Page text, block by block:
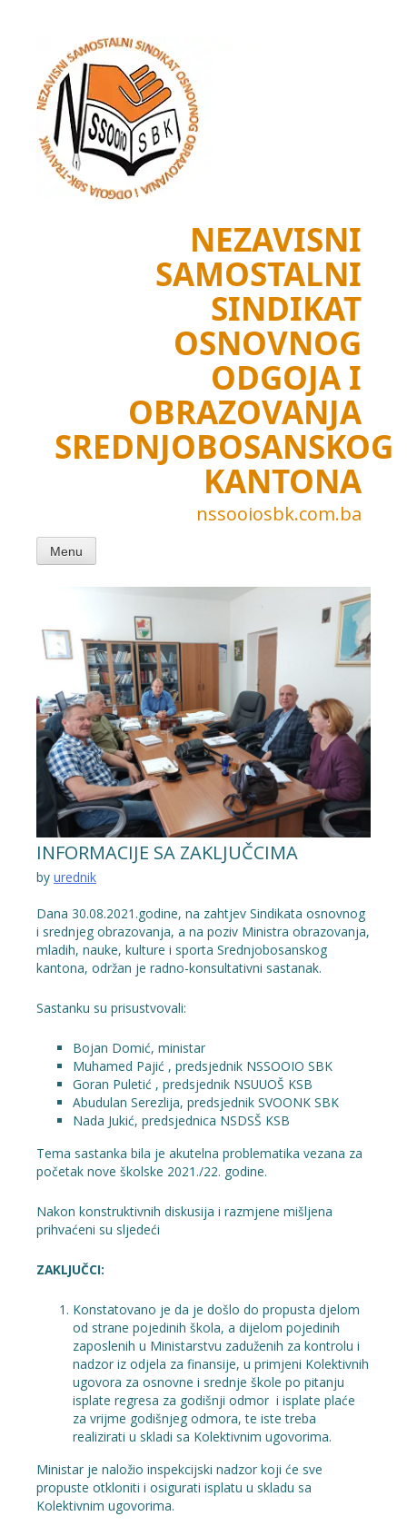
content
NEZAVISNI
SAMOSTALNI
SINDIKAT
OSNOVNOG
ODGOJA I
OBRAZOVANJA
SREDNJOBOSANSKOG
KANTONA
nssooiosbk.com.ba
Menu
INFORMACIJE SA ZAKLJUČCIMA
by urednik
Dana 30.08.2021.godine, na zahtjev Sindikata osnovnog
i srednjeg obrazovanja, a na poziv Ministra obrazovanja,
mladih, nauke, kulture i sporta Srednjobosanskog
kantona, održan je radno-konsultativni sastanak.
Sastanku su prisustvovali:
Bojan Domić, ministar
Muhamed Pajić , predsjednik NSSOOIO SBK
Goran Puletić , predsjednik NSUUOŠ KSB
Abudulan Serezlija, predsjednik SVOONK SBK
Nada Jukić, predsjednica NSDSŠ KSB
Tema sastanka bila je akutelna problematika vezana za
početak nove školske 2021./22. godine.
Nakon konstruktivnih diskusija i razmjene mišljena
prihvaćeni su sljedeći
ZAKLJUČCI:
Konstatovano je da je došlo do propusta djelom
od strane pojedinih škola, a dijelom pojedinih
zaposlenih u Ministarstvu zaduženih za kontrolu i
nadzor iz odjela za finansije, u primjeni Kolektivnih
ugovora za osnovne i srednje škole po pitanju
isplate regresa za godišnji odmor i isplate plaće
za vrijme godišnjeg odmora, te iste treba
realizirati u skladi sa Kolektivnim ugovorima.
Ministar je naložio inspekcijski nadzor koji će sve
propuste otkloniti i osigurati isplatu u skladu sa
Kolektivnim ugovorima.